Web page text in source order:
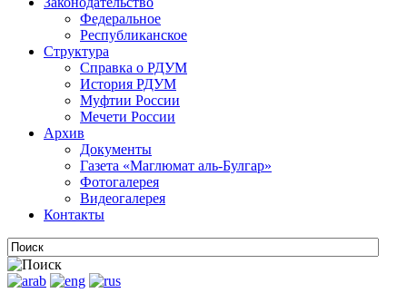
Федеральное
Республиканское
Структура
Справка о РДУМ
История РДУМ
Муфтии России
Мечети России
Архив
Документы
Газета «Маглюмат аль-Булгар»
Фотогалерея
Видеогалерея
Контакты